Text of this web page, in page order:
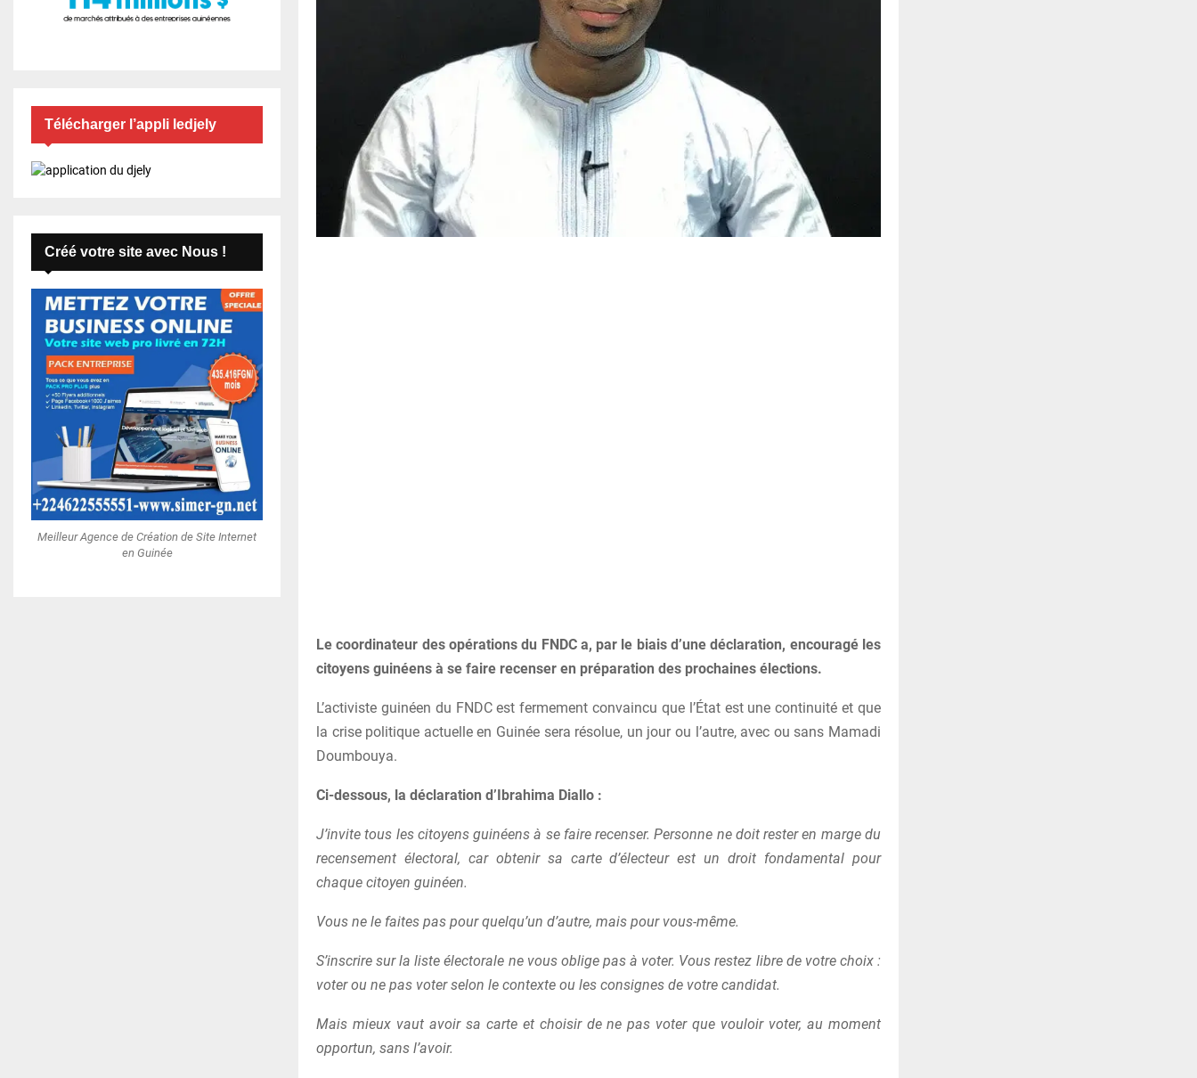
Le coordinateur des opérations du FNDC a, par le biais d’une déclaration, encouragé les
citoyens guinéens à se faire recenser en préparation des prochaines élections.
L’activiste guinéen du FNDC est fermement convaincu que l’État est une continuité et que
la crise politique actuelle en Guinée sera résolue, un jour ou l’autre, avec ou sans Mamadi
Doumbouya.
Ci-dessous, la déclaration d’Ibrahima Diallo :
J’invite tous les citoyens guinéens à se faire recenser. Personne ne doit rester en marge du
recensement électoral, car obtenir sa carte d’électeur est un droit fondamental pour
chaque citoyen guinéen.
Vous ne le faites pas pour quelqu’un d’autre, mais pour vous-même.
S’inscrire sur la liste électorale ne vous oblige pas à voter. Vous restez libre de votre choix :
voter ou ne pas voter selon le contexte ou les consignes de votre candidat.
Mais mieux vaut avoir sa carte et choisir de ne pas voter que vouloir voter, au moment
opportun, sans l’avoir.
Télécharger l’appli ledjely
Créé votre site avec Nous !
Meilleur Agence de Création de Site Internet
en Guinée